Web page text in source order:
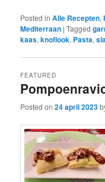
Posted in Alle Recepten,
Mediterraan |Tagged
kaas,knoflook, Pasta,
FEATURED
Posted on24 april 2023